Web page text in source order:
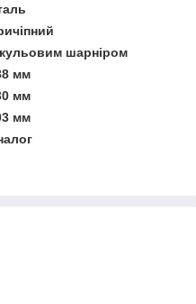
шарніром
мм
мм
мм